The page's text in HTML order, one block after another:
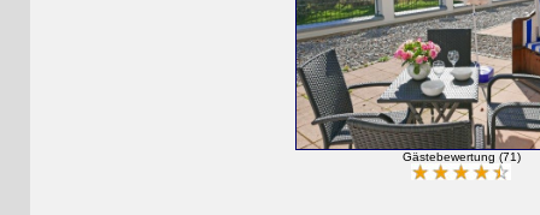
Gästebewertung (71)